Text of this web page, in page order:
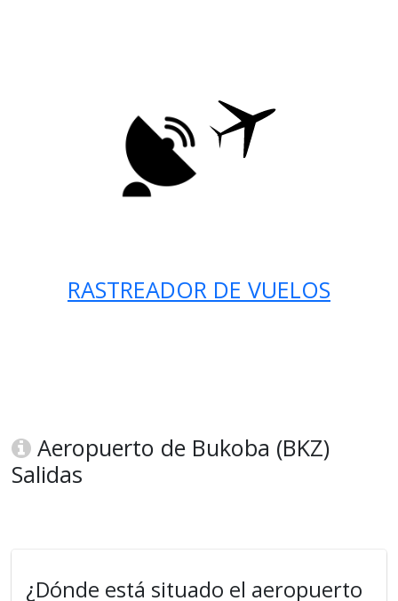
RASTREADOR DE VUELOS
Aeropuerto de Bukoba (BKZ)
Salidas
¿Dónde está situado el aeropuerto